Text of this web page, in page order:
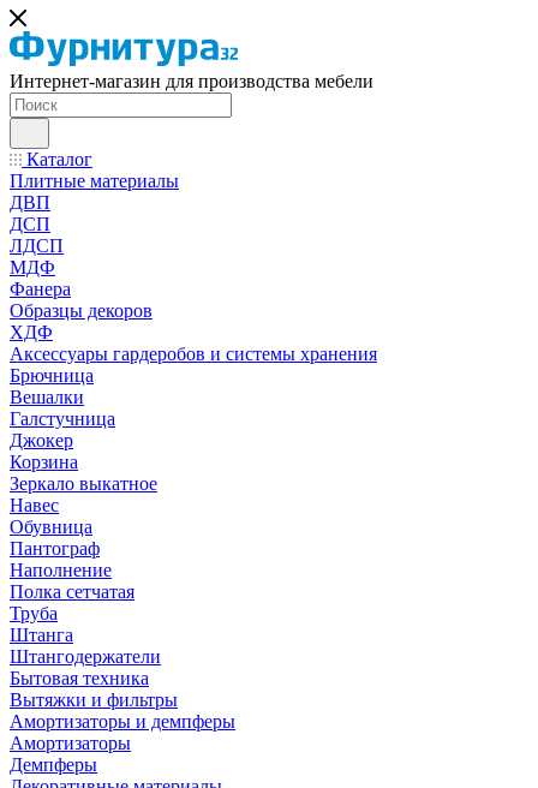
Интернет-магазин для производства мебели
Каталог
Плитные материалы
ДВП
ДСП
ЛДСП
МДФ
Фанера
Образцы декоров
ХДФ
Аксессуары гардеробов и системы хранения
Брючница
Вешалки
Галстучница
Джокер
Корзина
Зеркало выкатное
Навес
Обувница
Пантограф
Наполнение
Полка сетчатая
Труба
Штанга
Штангодержатели
Бытовая техника
Вытяжки и фильтры
Амортизаторы и демпферы
Амортизаторы
Демпферы